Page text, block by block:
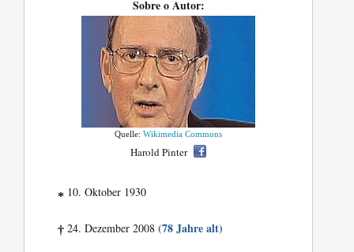
Sobre o Autor:
Quelle:Wikimedia Commons
Harold Pinter
* 10. Oktober 1930
† 24. Dezember 2008(78 Jahre alt)